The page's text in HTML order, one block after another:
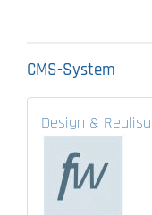
CMS-System
Design &